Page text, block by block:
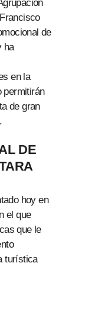
de
ha
en la
permitirán
de gran
DE
hoy en
el que
que le
turística